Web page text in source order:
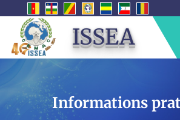
ISSEA
Informations